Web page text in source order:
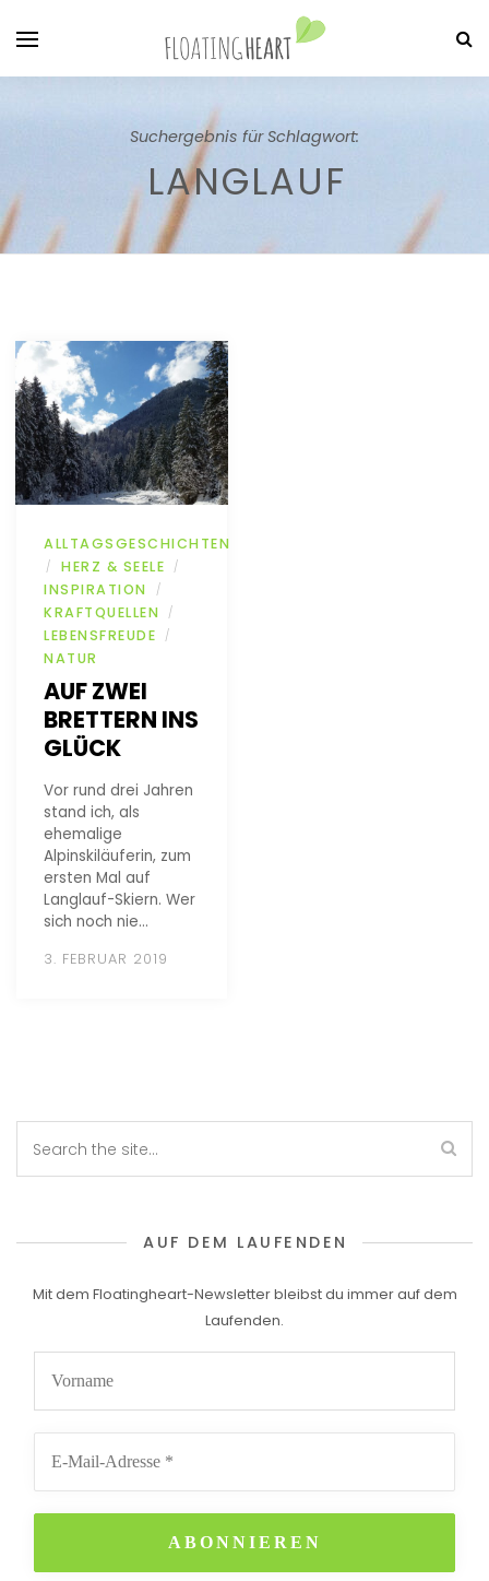
Suchergebnis für Schlagwort:
LANGLAUF
ALLTAGSGESCHICHTEN
/ HERZ & SEELE /
INSPIRATION /
KRAFTQUELLEN /
LEBENSFREUDE /
NATUR
AUF ZWEI
BRETTERN INS
GLÜCK
Vor rund drei Jahren
stand ich, als
ehemalige
Alpinskiläuferin, zum
ersten Mal auf
Langlauf-Skiern. Wer
sich noch nie…
3. FEBRUAR 2019
AUF DEM LAUFENDEN
Mit dem Floatingheart-Newsletter bleibst du immer auf dem
Laufenden.